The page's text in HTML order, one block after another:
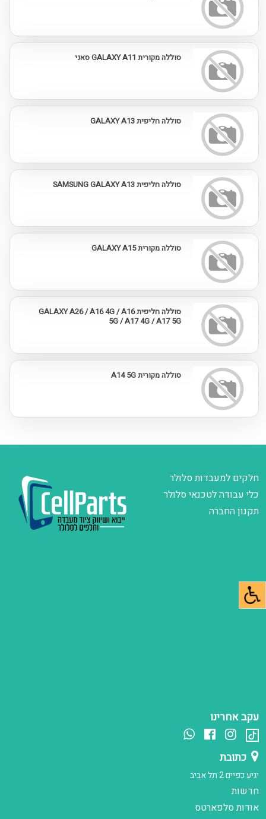
סוללה מקורית GALAXY A11 סאני
סוללה חליפית GALAXY A13
סוללה חליפית SAMSUNG GALAXY A13
סוללה מקורית GALAXY A15
סוללה חליפית GALAXY A26 / A16 4G / A16
5G / A17 4G / A17 5G
סוללה מקורית A14 5G
עקב אחרינו
כתובת
יגיע כפיים 2 תל אביב
חדשות
אודות סלפארטס
חלקים למעבדות סלולר
כלי עבודה לטכנאי סלולר
תקנון החברה